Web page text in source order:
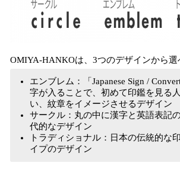
OMIYA-HANKOは、3つのデザインから選
エンブレム：「Japanese Sign /
字が入ることで、初めて印鑑を見る
い、紋章をイメージさせるデザイン
サークル：丸の中に漢字と英語表記
代的なデザイン
トラディショナル：日本の伝統的な
イプのデザイン